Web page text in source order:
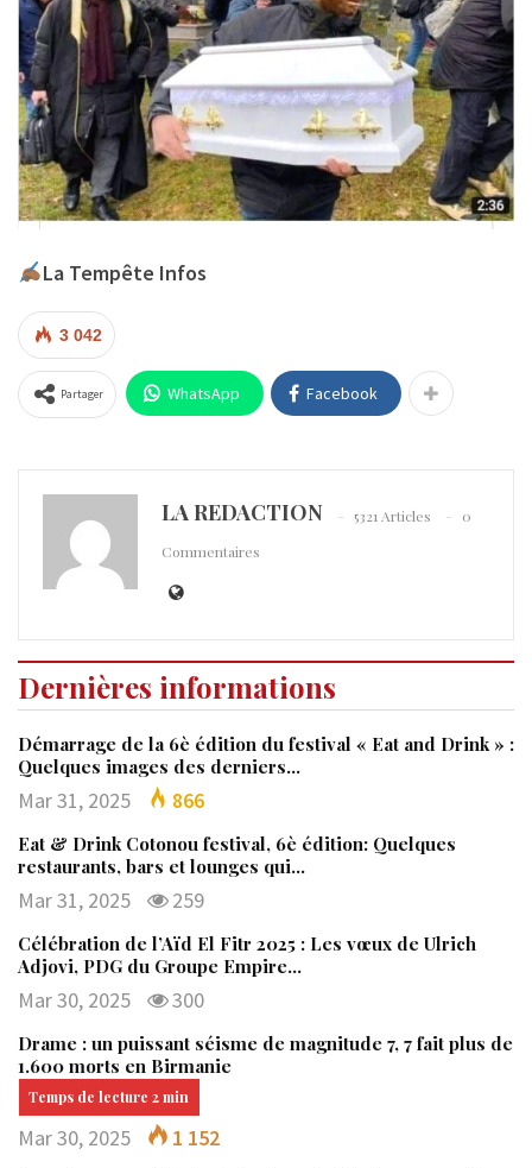
La Tempête Infos
3 042
Partager WhatsApp Facebook
LA REDACTION 5321 Articles
0
Commentaires
Dernières informations
Démarrage de la 6è édition du festival « Eat and Drink » :
Quelques images des derniers…
Mar 31, 2025 866
Eat & Drink Cotonou festival, 6è édition: Quelques
restaurants, bars et lounges qui…
Mar 31, 2025 259
Célébration de l’Aïd El Fitr 2025 : Les vœux de Ulrich
Adjovi, PDG du Groupe Empire…
Mar 30, 2025 300
Drame : un puissant séisme de magnitude 7, 7 fait plus de
1.600 morts en Birmanie
Mar 30, 2025 1 152